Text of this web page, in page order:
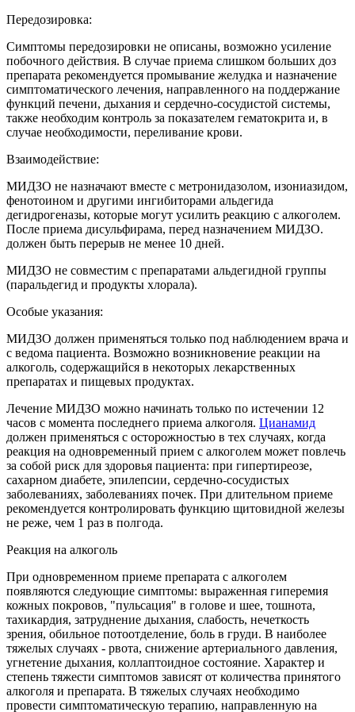
Передозировка:
Симптомы передозировки не описаны, возможно усиление
побочного действия. В случае приема слишком больших доз
препарата рекомендуется промывание желудка и назначение
симптоматического лечения, направленного на поддержание
функций печени, дыхания и сердечно-сосудистой системы,
также необходим контроль за показателем гематокрита и, в
случае необходимости, переливание крови.
Взаимодействие:
МИДЗО не назначают вместе с метронидазолом, изониазидом,
фенотоином и другими ингибиторами альдегида
дегидрогеназы, которые могут усилить реакцию с алкоголем.
После приема дисульфирама, перед назначением МИДЗО.
должен быть перерыв не менее 10 дней.
МИДЗО не совместим с препаратами альдегидной группы
(паральдегид и продукты хлорала).
Особые указания:
МИДЗО должен применяться только под наблюдением врача и
с ведома пациента. Возможно возникновение реакции на
алкоголь, содержащийся в некоторых лекарственных
препаратах и пищевых продуктах.
Лечение МИДЗО можно начинать только по истечении 12
часов с момента последнего приема алкоголя. Цианамид
должен применяться с осторожностью в тех случаях, когда
реакция на одновременный прием с алкоголем может повлечь
за собой риск для здоровья пациента: при гипертиреозе,
сахарном диабете, эпилепсии, сердечно-сосудистых
заболеваниях, заболеваниях почек. При длительном приеме
рекомендуется контролировать функцию щитовидной железы
не реже, чем 1 раз в полгода.
Реакция на алкоголь
При одновременном приеме препарата с алкоголем
появляются следующие симптомы: выраженная гиперемия
кожных покровов, "пульсация" в голове и шее, тошнота,
тахикардия, затруднение дыхания, слабость, нечеткость
зрения, обильное потоотделение, боль в груди. В наиболее
тяжелых случаях - рвота, снижение артериального давления,
угнетение дыхания, коллаптоидное состояние. Характер и
степень тяжести симптомов зависят от количества принятого
алкоголя и препарата. В тяжелых случаях необходимо
провести симптоматическую терапию, направленную на